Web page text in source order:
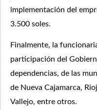
implementación del
3.500 soles.
Finalmente, la
participación del
dependencias, de las
de Nueva Cajamarca,
Vallejo, entre otros.